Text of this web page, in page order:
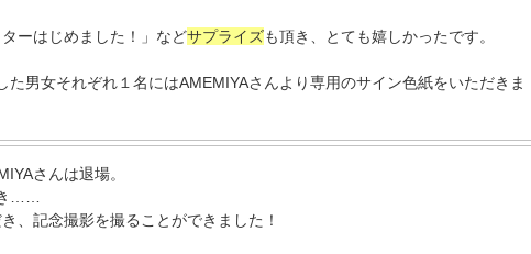
ーはじめました！」などサプライズも頂き、とても嬉しかったです。
た男女それぞれ１名にはAMEMIYAさんより専用のサイン色紙をいただきま
さんは退場。
……
、記念撮影を撮ることができました！